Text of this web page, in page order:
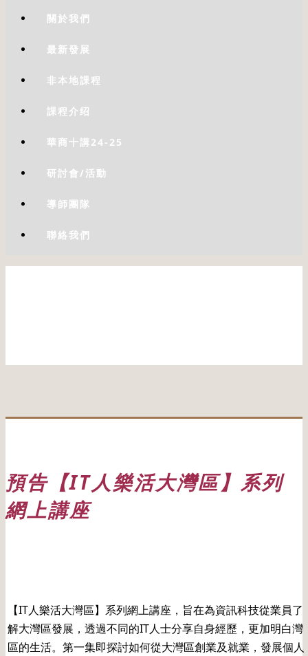
關於我們
最新發展
非本地課程
課程介绍
華商十講24-25
研討會/活動
導師團隊
聯絡我們
預告【IT人樂活大灣區】系列
網上講座
【IT人樂活大灣區】系列網上講座，旨在為資訊科技從業員了
解大灣區發展，透過不同的IT人士分享自身經歷，更加明白灣
區的生活。第一集即探討如何從大灣區創業及就業，發展個人